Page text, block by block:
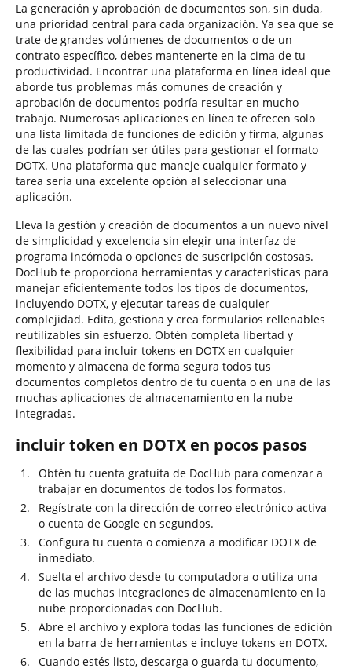
La generación y aprobación de documentos son, sin duda,
una prioridad central para cada organización. Ya sea que se
trate de grandes volúmenes de documentos o de un
contrato específico, debes mantenerte en la cima de tu
productividad. Encontrar una plataforma en línea ideal que
aborde tus problemas más comunes de creación y
aprobación de documentos podría resultar en mucho
trabajo. Numerosas aplicaciones en línea te ofrecen solo
una lista limitada de funciones de edición y firma, algunas
de las cuales podrían ser útiles para gestionar el formato
DOTX. Una plataforma que maneje cualquier formato y
tarea sería una excelente opción al seleccionar una
aplicación.
Lleva la gestión y creación de documentos a un nuevo nivel
de simplicidad y excelencia sin elegir una interfaz de
programa incómoda o opciones de suscripción costosas.
DocHub te proporciona herramientas y características para
manejar eficientemente todos los tipos de documentos,
incluyendo DOTX, y ejecutar tareas de cualquier
complejidad. Edita, gestiona y crea formularios rellenables
reutilizables sin esfuerzo. Obtén completa libertad y
flexibilidad para incluir tokens en DOTX en cualquier
momento y almacena de forma segura todos tus
documentos completos dentro de tu cuenta o en una de las
muchas aplicaciones de almacenamiento en la nube
integradas.
incluir token en DOTX en pocos pasos
Obtén tu cuenta gratuita de DocHub para comenzar a
trabajar en documentos de todos los formatos.
Regístrate con la dirección de correo electrónico activa
o cuenta de Google en segundos.
Configura tu cuenta o comienza a modificar DOTX de
inmediato.
Suelta el archivo desde tu computadora o utiliza una
de las muchas integraciones de almacenamiento en la
nube proporcionadas con DocHub.
Abre el archivo y explora todas las funciones de edición
en la barra de herramientas e incluye tokens en DOTX.
Cuando estés listo, descarga o guarda tu documento,